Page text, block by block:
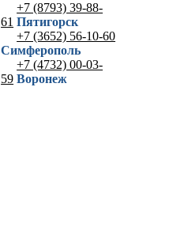
+7 (8793) 39-88-
61 Пятигорск
+7 (3652) 56-10-60
Симферополь
+7 (4732) 00-03-
59 Воронеж